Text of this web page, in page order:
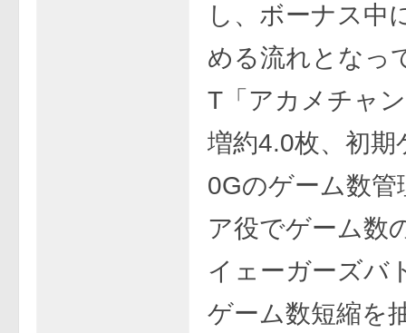
し、ボーナス中
める流れとなっ
T「アカメチャ
増約4.0枚、初期
0Gのゲーム数管
ア役でゲーム数
イェーガーズバ
ゲーム数短縮を